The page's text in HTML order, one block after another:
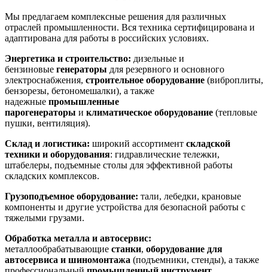
Мы предлагаем комплексные решения для различных
отраслей промышленности. Вся техника сертифицирована и
адаптирована для работы в российских условиях.
Энергетика и строительство: дизельные и
бензиновые генераторы для резервного и основного
электроснабжения, строительное оборудование (виброплиты,
бензорезы, бетономешалки), а также
надежные промышленные
парогенераторы и климатическое оборудование (тепловые
пушки, вентиляция).
Склад и логистика: широкий ассортимент складской
техники и оборудования: гидравлические тележки,
штабелеры, подъемные столы для эффективной работы
складских комплексов.
Грузоподъемное оборудование: тали, лебедки, крановые
компоненты и другие устройства для безопасной работы с
тяжелыми грузами.
Обработка металла и автосервис:
металлообрабатывающие станки, оборудование для
автосервиса и шиномонтажа (подъемники, стенды), а также